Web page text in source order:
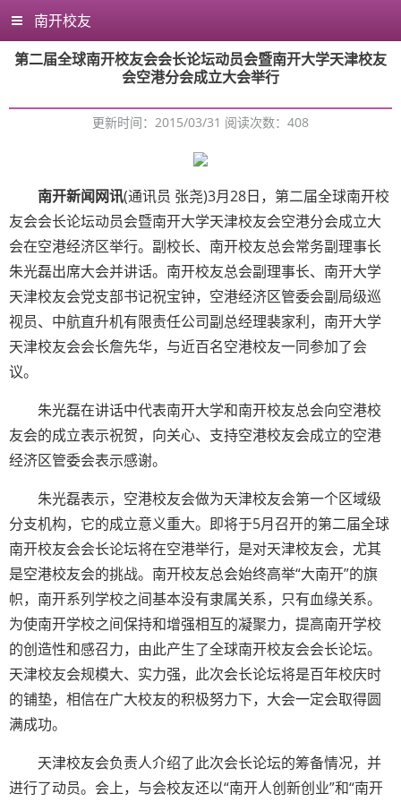
南开校友
第二届全球南开校友会会长论坛动员会暨南开大学天津校友
会空港分会成立大会举行
更新时间：2015/03/31 阅读次数： 408
南开新闻网讯(通讯员 张尧)3月28日，第二届全球南开校
友会会长论坛动员会暨南开大学天津校友会空港分会成立大
会在空港经济区举行。副校长、南开校友总会常务副理事长
朱光磊出席大会并讲话。南开校友总会副理事长、南开大学
天津校友会党支部书记祝宝钟，空港经济区管委会副局级巡
视员、中航直升机有限责任公司副总经理裴家利，南开大学
天津校友会会长詹先华，与近百名空港校友一同参加了会
议。
朱光磊在讲话中代表南开大学和南开校友总会向空港校
友会的成立表示祝贺，向关心、支持空港校友会成立的空港
经济区管委会表示感谢。
朱光磊表示，空港校友会做为天津校友会第一个区域级
分支机构，它的成立意义重大。即将于5月召开的第二届全球
南开校友会会长论坛将在空港举行，是对天津校友会，尤其
是空港校友会的挑战。南开校友总会始终高举“大南开”的旗
帜，南开系列学校之间基本没有隶属关系，只有血缘关系。
为使南开学校之间保持和增强相互的凝聚力，提高南开学校
的创造性和感召力，由此产生了全球南开校友会会长论坛。
天津校友会规模大、实力强，此次会长论坛将是百年校庆时
的铺垫，相信在广大校友的积极努力下，大会一定会取得圆
满成功。
天津校友会负责人介绍了此次会长论坛的筹备情况，并
进行了动员。会上，与会校友还以“南开人创新创业”和“南开